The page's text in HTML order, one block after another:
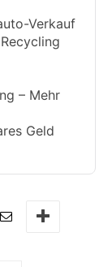
Verkauf
– Mehr
Geld